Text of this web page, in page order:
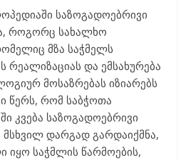
საზოგადოებრივი
როგორც სახალხო
მზა საჭმელს
რეალიზაციას და ემსახურება
მოსაზრებას იზიარებს
წერს, რომ საბჭოთა
კვება საზოგადოებრივი
დარგად გარდაიქმნა,
იყო საჭმლის წარმოების,